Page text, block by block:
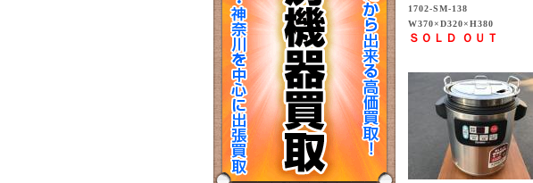
1702-SM-138
W370×D320×H380
ＳＯＬＤ ＯＵＴ